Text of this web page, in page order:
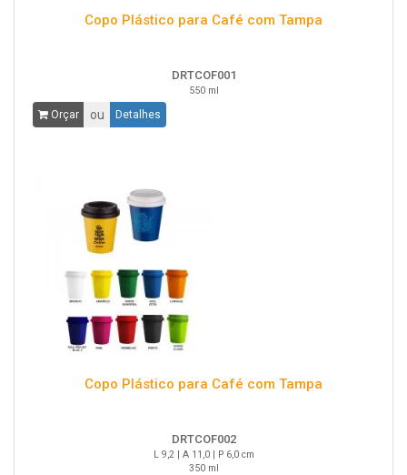
Copo Plástico para Café com Tampa
DRTCOF001
550 ml
Orçar ou Detalhes
Copo Plástico para Café com Tampa
DRTCOF002
L 9,2 | A 11,0 | P 6,0 cm
350 ml